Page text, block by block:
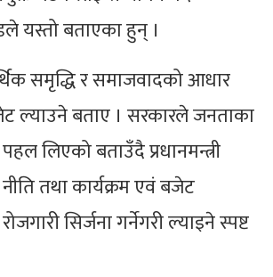
यस्तो बताएका हुन् ।
समृद्धि र समाजवादको आधार
ल्याउने बताए । सरकारले जनताका
पहल लिएको बताउँदै प्रधानमन्त्री
तथा कार्यक्रम एवं बजेट
सिर्जना गर्नेगरी ल्याइने स्पष्ट